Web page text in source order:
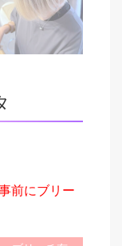
前にブリー